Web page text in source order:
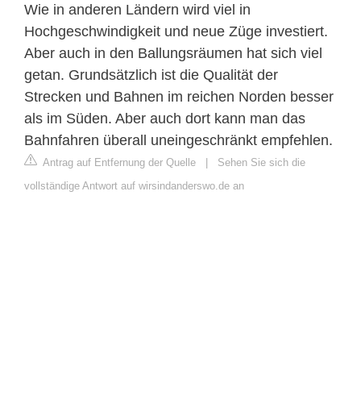
Wie in anderen Ländern wird viel in
Hochgeschwindigkeit und neue Züge investiert.
Aber auch in den Ballungsräumen hat sich viel
getan. Grundsätzlich ist die Qualität der
Strecken und Bahnen im reichen Norden besser
als im Süden. Aber auch dort kann man das
Bahnfahren überall uneingeschränkt empfehlen.
Antrag auf Entfernung der Quelle | Sehen Sie sich die
vollständige Antwort auf wirsindanderswo.de an